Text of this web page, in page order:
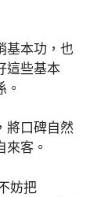
基本功，也
這些基本
將口碑自然
客。
妨把